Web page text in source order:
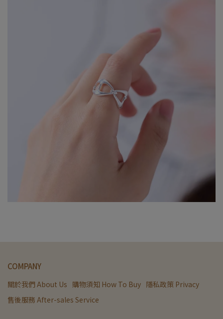
COMPANY
關於我們 About Us 購物須知 How To Buy 隱私政策 Privacy
售後服務 After-sales Service